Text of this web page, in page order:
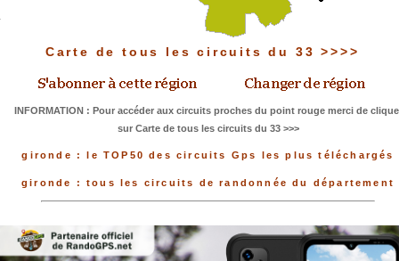
Carte de tous les circuits du 33 >>>>
INFORMATION : Pour accéder aux circuits proches du point rouge merci de
sur Carte de tous les circuits du 33 >>>
gironde : le TOP50 des circuits Gps les plus téléchargés
gironde : tous les circuits de randonnée du département